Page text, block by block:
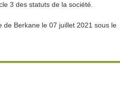
3 des statuts de la société.
Berkane le 07 juillet 2021 sous le